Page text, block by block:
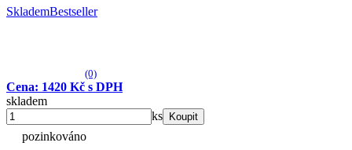
SklademBestseller
(0)
Cena: 1420 Kč s DPH
skladem
ks
Koupit
pozinkováno